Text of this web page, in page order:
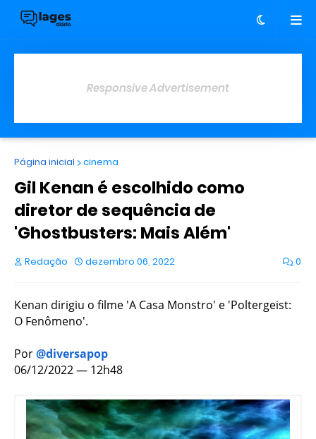
Responsive Advertisement
Página inicial cinema
Gil Kenan é escolhido como
diretor de sequência de
'Ghostbusters: Mais Além'
Redação dezembro 06, 2022 0
Kenan dirigiu o filme 'A Casa Monstro' e 'Poltergeist:
O Fenômeno'.
Por@diversapop
06/12/2022 — 12h48